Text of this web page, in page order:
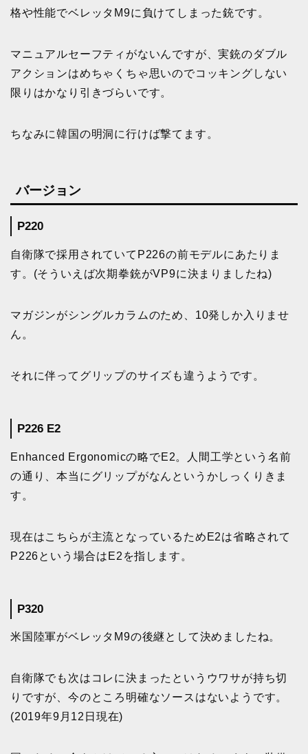
格や性能でベレッタM9に負けてしまった銃です。
マニュアルセーフティがないんですが、実銃のダブル
アクションはめちゃくちゃ思いのでコッキングしない
限りはかなり引きづらいです。
ちなみに韓国の明洞に行けば撃てます。
バージョン
P220
自衛隊で採用されていてP226の前モデルにあたりま
す。(そういえば次期拳銃がVP9に決まりましたね)
マガジンがシングルカラムのため、10発しか入りませ
ん。
それに伴ってグリップのサイズも違うようです。
P226 E2
Enhanced Ergonomicの略でE2。人間工学という名前
の通り、本当にグリップがなんというかしっくりきま
す。
現在はこちらが主流となっているためE2は省略されて
P226という場合はE2を指します。
P320
米国陸軍がベレッタM9の後継として決めましたね。
自衛隊でも次はコレに決まったというウワサが持ち切
りですが、今のところ明確なソースはないようです。
(2019年9月12日現在)